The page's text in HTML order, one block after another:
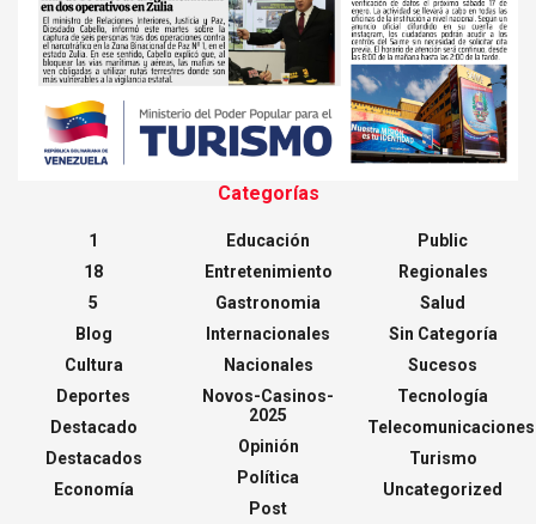
Categorías
1
18
5
Blog
Cultura
Deportes
Destacado
Destacados
Economía
Educación
Entretenimiento
Gastronomia
Internacionales
Nacionales
Novos-Casinos-
2025
Opinión
Política
Post
Public
Regionales
Salud
Sin Categoría
Sucesos
Tecnología
Telecomunicaciones
Turismo
Uncategorized